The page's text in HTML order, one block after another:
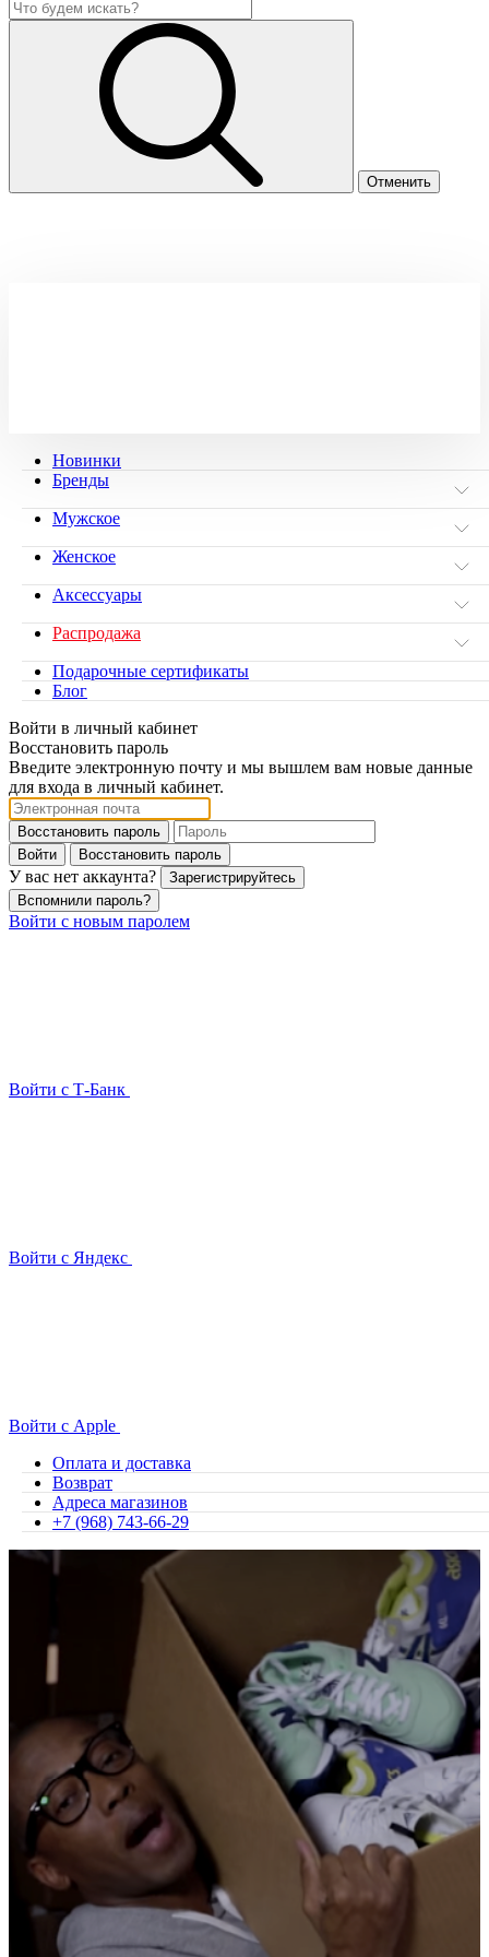
Новинки
Бренды
Мужское
Женское
Аксессуары
Распродажа
Подарочные сертификаты
Блог
Войти в личный кабинет
Восстановить пароль
Введите электронную почту и мы вышлем вам новые данные
для входа в личный кабинет.
Восстановить пароль
Войти
Восстановить пароль
У вас нет аккаунта?
Зарегистрируйтесь
Вспомнили пароль?
Войти с новым паролем
Войти с Т-Банк
Войти с Яндекс
Войти с Apple
Оплата и доставка
Возврат
Адреса магазинов
+7 (968) 743-66-29